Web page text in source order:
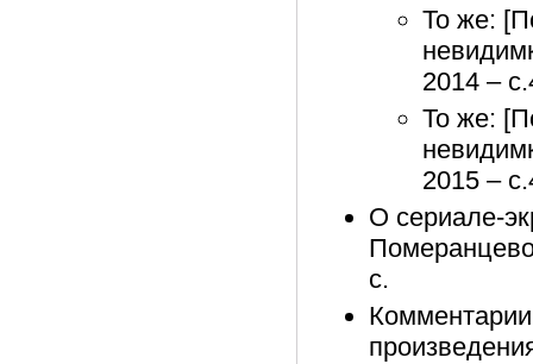
То же:
2014 –
То же:
2015 –
О сериале-
с.